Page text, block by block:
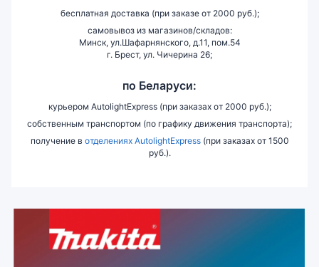
бесплатная доставка (при заказе от 2000 руб.);
самовывоз из магазинов/складов:
Минск, ул.Шафарнянского, д.11, пом.54
г. Брест, ул. Чичерина 26;
по Беларуси:
курьером AutolightExpress (при заказах от 2000 руб.);
собственным транспортом (по графику движения транспорта);
получение в отделениях AutolightExpress(при заказах от 1500
руб.).